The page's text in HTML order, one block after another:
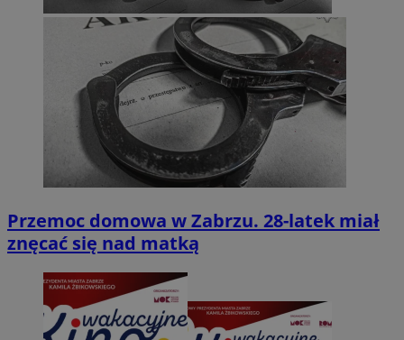
Przemoc domowa w Zabrzu. 28-latek miał
znęcać się nad matką